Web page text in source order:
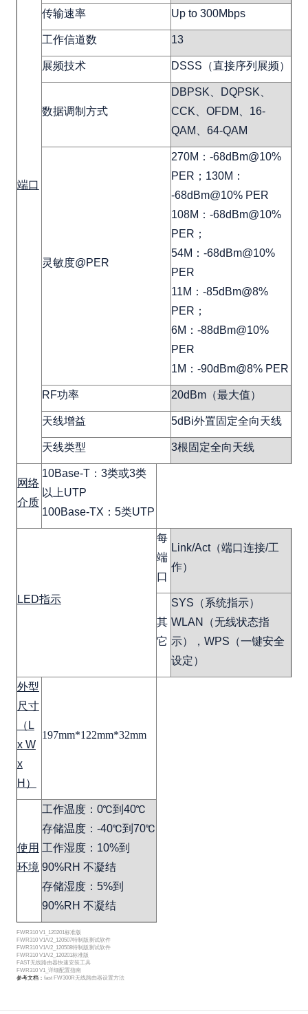
端口
传输速率 Up to 300Mbps
工作信道数 13
展频技术 DSSS（直接序列展频）
数据调制方式
DBPSK、DQPSK、
CCK、OFDM、16-
QAM、64-QAM
灵敏度@PER
270M：-68dBm@10%
PER；130M：
-68dBm@10% PER
108M：-68dBm@10%
PER；
54M：-68dBm@10%
PER
11M：-85dBm@8%
PER；
6M：-88dBm@10%
PER
1M：-90dBm@8% PER
RF功率 20dBm（最大值）
天线增益 5dBi外置固定全向天线
天线类型 3根固定全向天线
网络
介质
10Base-T：3类或3类
以上UTP
100Base-TX：5类UTP
LED指示
每
端
口
Link/Act（端口连接/工
作）
其
它
SYS（系统指示）
WLAN（无线状态指
示），WPS（一键安全
设定）
外型
尺寸
（L
x W
x
H）
197mm*122mm*32mm
使用
环境
工作温度：0℃到40℃
存储温度：-40℃到70℃
工作湿度：10%到
90%RH 不凝结
存储湿度：5%到
90%RH 不凝结
FWR310 V1_120201标准版
FWR310 V1/V2_120507特制版测试软件
FWR310 V1/V2_120508特制版测试软件
FWR310 V1/V2_120201标准版
FAST无线路由器快速安装工具
FWR310 V1_详细配置指南
参考文档： fast FW300R无线路由器设置方法